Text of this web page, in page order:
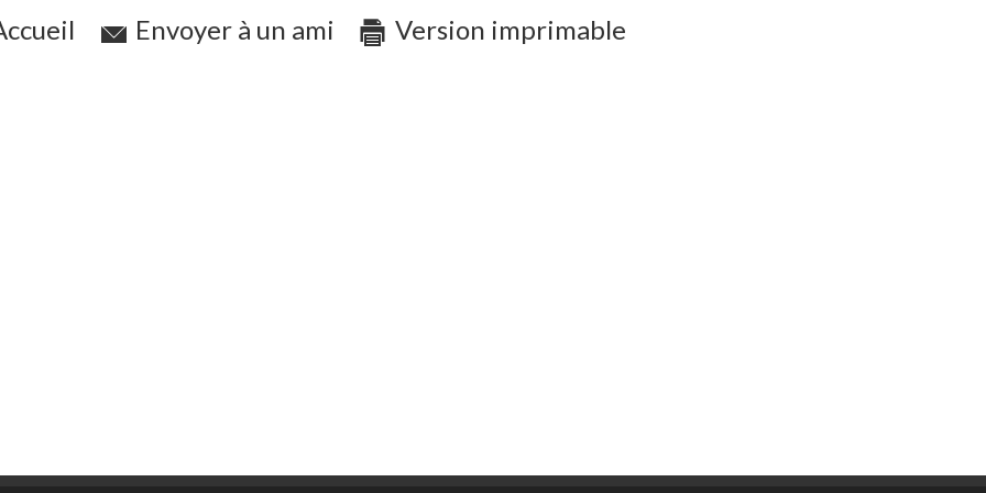
Envoyer à un ami Version imprimable